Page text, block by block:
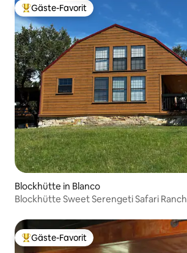
Beliebter Gäste-Favorit.
Gäste-Favorit
Blockhütte in Blanco
Blockhütte Sweet Serengeti Safari Ranch
Beliebter Gäste-Favorit.
Gäste-Favorit